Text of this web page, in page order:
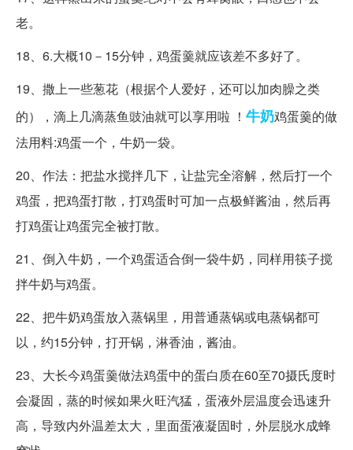
老。
18、6.大概10－15分钟，鸡蛋羹就应该差不多好了。
19、撒上一些葱花（根据个人爱好，还可以加肉臊之类
的），滴上几滴蒸鱼豉油就可以享用啦 ！ 牛奶鸡蛋羹的做
法用料:鸡蛋一个，牛奶一袋。
20、作法：把盐水搅拌几下，让盐完全溶解，然后打一个
鸡蛋，把鸡蛋打散，打鸡蛋时可加一点极鲜酱油，然后再
打鸡蛋让鸡蛋完全被打散。
21、倒入牛奶，一个鸡蛋适合倒一袋牛奶，同样用筷子搅
拌牛奶与鸡蛋。
22、把牛奶鸡蛋放入蒸锅里，用普通蒸锅或电蒸锅都可
以，约15分钟，打开锅，淋香油，酱油。
23、大长今鸡蛋羹做法鸡蛋中的蛋白质在60至70摄氏度时
会凝固，蒸的时候如果火旺汽猛，蛋液外层温度会迅速升
高，导致内外温差太大，里面蛋液凝固时，外层脱水成蜂